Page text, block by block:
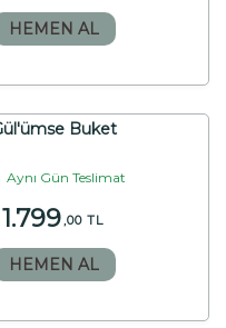
HEMEN AL
Buket
Aynı Gün Teslimat
1.799,00 TL
HEMEN AL